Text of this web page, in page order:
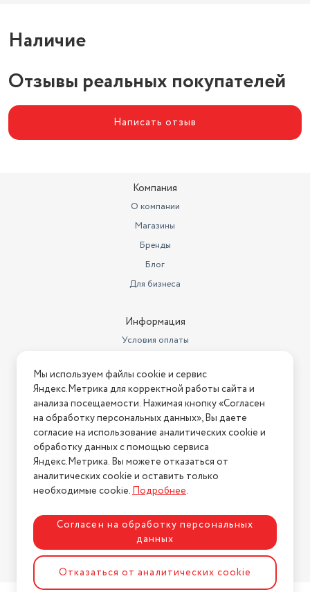
Наличие
Отзывы реальных покупателей
Написать отзыв
Компания
О компании
Магазины
Бренды
Блог
Для бизнеса
Информация
Условия оплаты
Условия возврата
Нашли ошибку на сайте? Напишите нам
2026 © Интернет-магазин "АстМаркет". У нас есть всё!
Политика конфиденциальности
Разработка сайтаASTDESIGN
Мы используем файлы cookie и сервис
Яндекс.Метрика для корректной работы сайта и
анализа посещаемости. Нажимая кнопку «Согласен
на обработку персональных данных», Вы даете
согласие на использование аналитических cookie и
обработку данных с помощью сервиса
Яндекс.Метрика. Вы можете отказаться от
аналитических cookie и оставить только
необходимые cookie.Подробнее.
Согласен на обработку персональных
данных
Отказаться от аналитических cookie